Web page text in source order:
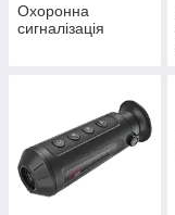
Охоронна
сигналізація